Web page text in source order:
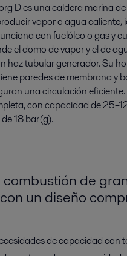
D es una caldera marina
vapor o agua caliente,
con fuelóleo o gas y
el domo de vapor y el de
haz tubular generador. Su
paredes de membrana y
una circulación
con capacidad de
18 bar(g).
de
un diseño
de capacidad con